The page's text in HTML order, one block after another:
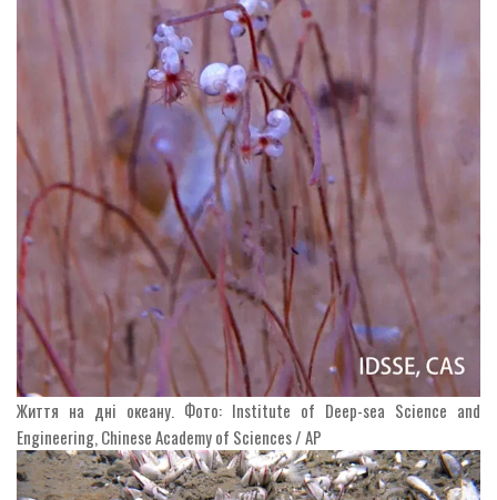
Життя на дні океану. Фото: Institute of Deep-sea Science and
Engineering, Chinese Academy of Sciences / AP